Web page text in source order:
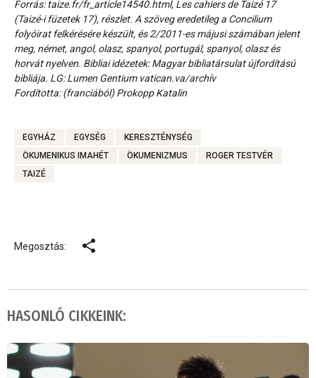
Forrás: taize.fr/fr_article14540.html, Les cahiers de Taizé 17
(Taizé-i füzetek 17), részlet. A szöveg eredetileg a Concilium
folyóirat felkérésére készült, és 2/2011-es májusi számában jelent
meg, német, angol, olasz, spanyol, portugál, spanyol, olasz és
horvát nyelven. Bibliai idézetek: Magyar bibliatársulat újfordítású
bibliája. LG: Lumen Gentium vatican.va/archív
Fordította: (franciából) Prokopp Katalin
EGYHÁZ EGYSÉG
KERESZTÉNYSÉG
ÖKUMENIKUS IMAHÉT
ÖKUMENIZMUS
ROGER TESTVÉR
TAIZÉ
Megosztás:
HASONLÓ CIKKEINK: